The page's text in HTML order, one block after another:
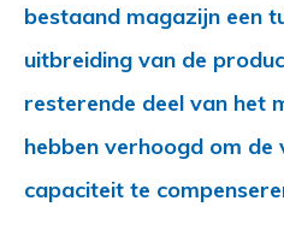
bestaand magazijn een
uitbreiding van de
resterende deel van het
hebben verhoogd om
capaciteit te